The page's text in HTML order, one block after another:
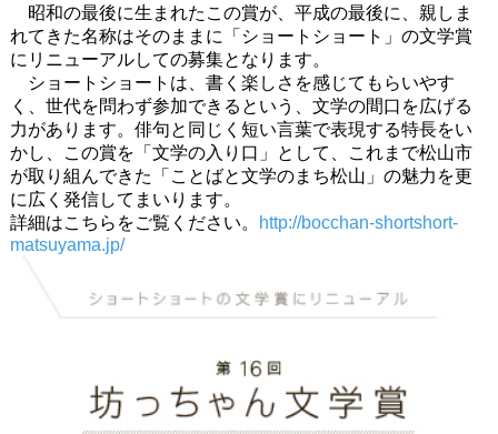
昭和の最後に生まれたこの賞が、 平成の最後に、親しま
れてきた名称はそのままに「 ショートショート」 の文学賞
にリニューアルしての募集となります。
ショートショートは、書く楽しさを感じてもらいやす
く、 世代を問わず参加できるという、 文学の間口を広げる
力があります。 俳句と同じく短い言葉で表現する特長をい
かし、この賞を「 文学の入り口」として、これまで松山市
が取り組んできた「 ことばと文学のまち松山」の魅力を更
に広く発信してまいります。
詳細はこちらをご覧ください。
http://bocchan-shortshort-
matsuyama.jp/